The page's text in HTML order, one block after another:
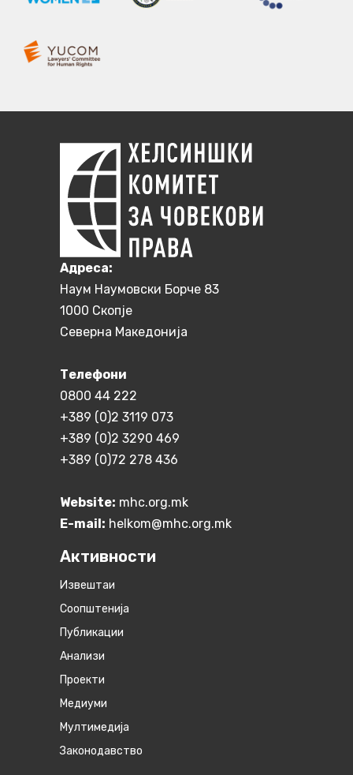
Aдреса:
Наум Наумовски Борче 83
1000 Скопје
Северна Македонија
Телефони
0800 44 222
+389 (0)2 3119 073
+389 (0)2 3290 469
+389 (0)72 278 436
Website: mhc.org.mk
E-mail: helkom@mhc.org.mk
Активности
Извештаи
Соопштенија
Публикации
Анализи
Проекти
Медиуми
Мултимедија
Законодавство